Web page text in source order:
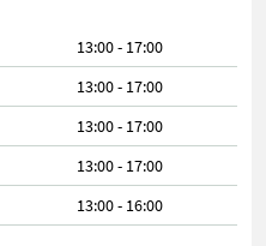
13:00 - 17:00
13:00 - 17:00
13:00 - 17:00
13:00 - 17:00
13:00 - 16:00